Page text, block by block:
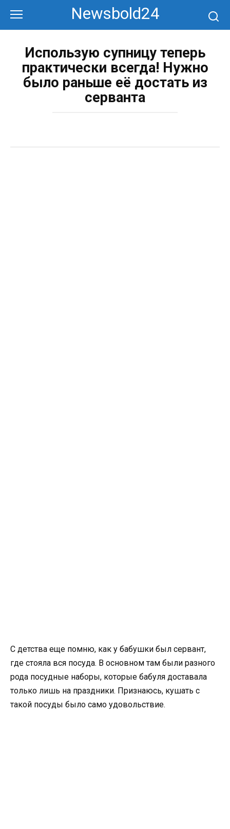
контенту
Newsbold24
Использую супницу теперь
практически всегда! Нужно
было раньше её достать из
серванта
С детства еще помню, как у бабушки был сервант,
где стояла вся посуда. В основном там были разного
рода посудные наборы, которые бабуля доставала
только лишь на праздники. Признаюсь, кушать с
такой посуды было само удовольствие.